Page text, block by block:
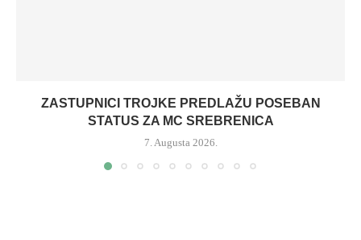
ZASTUPNICI TROJKE PREDLAŽU POSEBAN
STATUS ZA MC SREBRENICA
7. Augusta 2026.